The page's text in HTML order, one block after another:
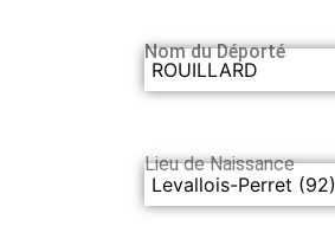
Nom du Déporté
ROUILLARD
Lieu de Naissance
Levallois-Perret (92)